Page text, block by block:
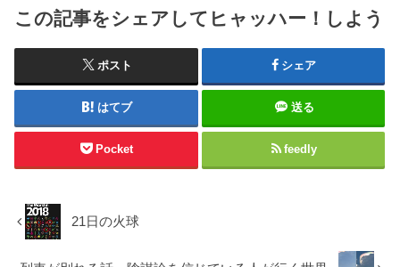
この記事をシェアしてヒャッハー！しよう
ポスト シェア
はてブ 送る
Pocket feedly
21日の火球